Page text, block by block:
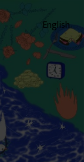
English